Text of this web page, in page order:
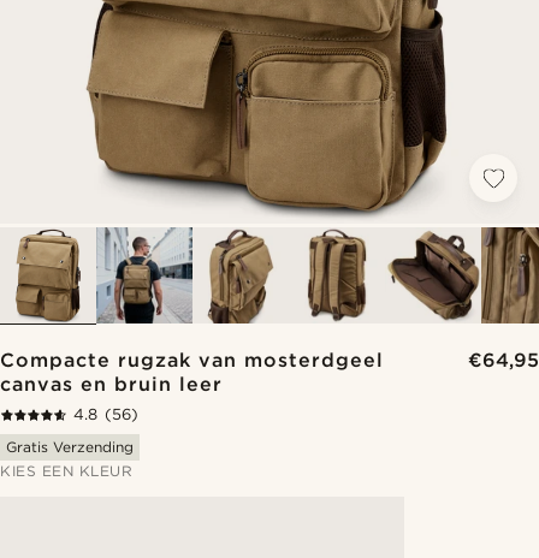
Compacte rugzak van mosterdgeel
canvas en bruin leer
€64,95
4.8 (56)
Gratis Verzending
KIES EEN KLEUR